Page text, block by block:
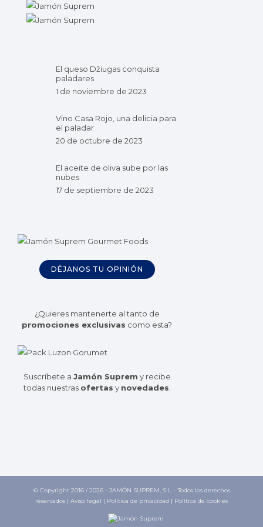
El queso Džiugas conquista
paladares
1 de noviembre de 2023
Vino Casa Rojo, una delicia para
el paladar
20 de octubre de 2023
El aceite de oliva sube por las
nubes
17 de septiembre de 2023
DÉJANOS TU OPINIÓN
¿Quieres mantenerte al tanto de
promociones exclusivas como esta?
Suscríbete a Jamón Suprem y recibe
todas nuestras ofertas y novedades
© Copyright 2016 /2026 - JAMÓN SUPREM, S.L. - Todos los derechos
reservados | Aviso legal | Política de privacidad | Política de cookies